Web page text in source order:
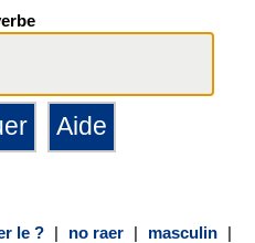
le ? | no raer | masculin |